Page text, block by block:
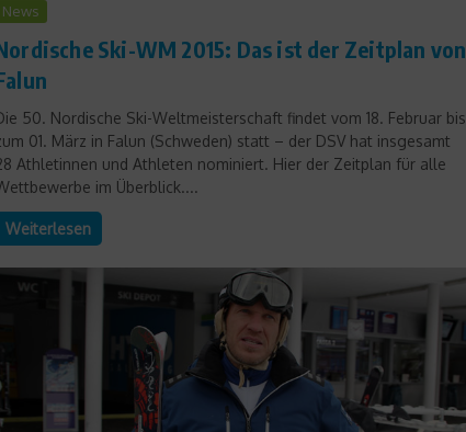
News
Ski-WM 2015: Das ist der Zeitplan von
50. Nordische Ski-Weltmeisterschaft findet vom 18. Februar bis
01. März in Falun (Schweden) statt – der DSV hat insgesamt
Athletinnen und Athleten nominiert. Hier der Zeitplan für alle
im Überblick....
Weiterlesen